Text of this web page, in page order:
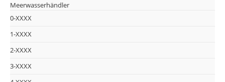
Meerwasserhändler
0-XXXX
1-XXXX
2-XXXX
3-XXXX